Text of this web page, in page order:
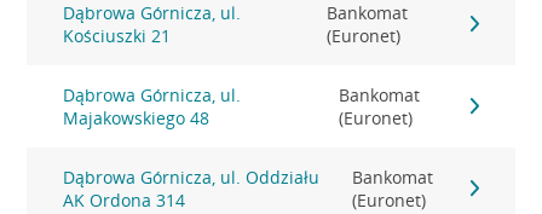
Dąbrowa Górnicza, ul.
Kościuszki 21
Bankomat
(Euronet)
Dąbrowa Górnicza, ul.
Majakowskiego 48
Bankomat
(Euronet)
Dąbrowa Górnicza, ul. Oddziału
AK Ordona 314
Bankomat
(Euronet)